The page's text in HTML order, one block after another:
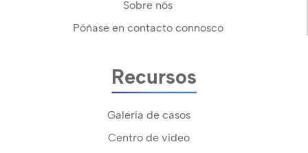
Sobre nós
Póñase en contacto connosco
Recursos
Galería de casos
Centro de vídeo